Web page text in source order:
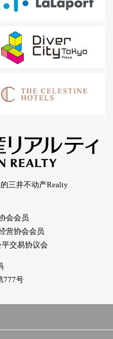
三井不动产Realty
会会员
营协会会员
交易协议会
777号